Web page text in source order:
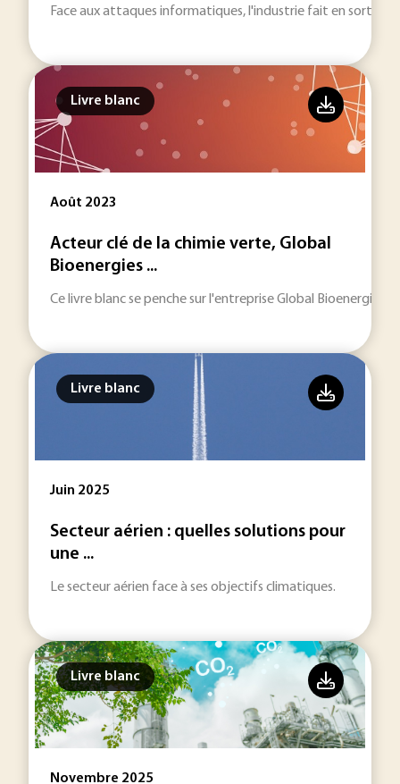
Face aux attaques informatiques, l'industrie fait en sorte
Livre blanc
Août 2023
Acteur clé de la chimie verte, Global
Bioenergies ...
Ce livre blanc se penche sur l'entreprise Global Bioenergies,
Livre blanc
Juin 2025
Secteur aérien : quelles solutions pour
une ...
Le secteur aérien face à ses objectifs climatiques.
Livre blanc
Novembre 2025